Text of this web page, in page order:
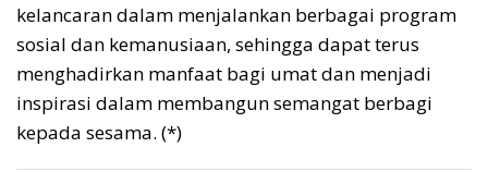
kelancaran dalam menjalankan berbagai program
sosial dan kemanusiaan, sehingga dapat terus
menghadirkan manfaat bagi umat dan menjadi
inspirasi dalam membangun semangat berbagi
kepada sesama. (*)